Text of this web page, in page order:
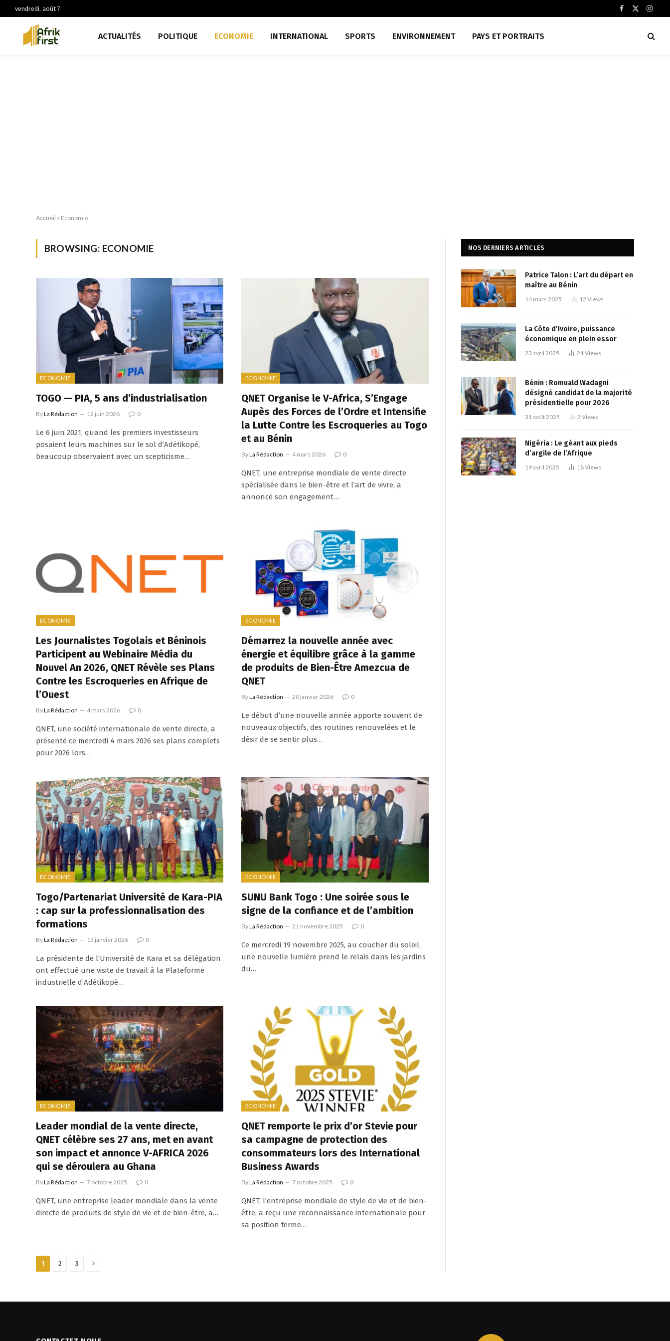
vendredi, août 7
Facebook
X
ACTUALITÉS POLITIQUE ECONOMIE INTERNATIONAL SPORTS ENVIRONNEMENT PAYS ET PORTRAITS
Accueil » Economie
BROWSING: ECONOMIE
ECONOMIE
TOGO — PIA, 5 ans d’industrialisation
ByLa Rédaction 12 juin 2026 0
Le 6 juin 2021, quand les premiers investisseurs
posaient leurs machines sur le sol d’Adétikopé,
beaucoup observaient avec un scepticisme…
ECONOMIE
QNET Organise le V-Africa, S’Engage
Aupès des Forces de l’Ordre et Intensifie
la Lutte Contre les Escroqueries au Togo
et au Bénin
ByLa Rédaction 4 mars 2026 0
QNET, une entreprise mondiale de vente directe
spécialisée dans le bien-être et l’art de vivre, a
annoncé son engagement…
ECONOMIE
Les Journalistes Togolais et Béninois
Participent au Webinaire Média du
Nouvel An 2026, QNET Révèle ses Plans
Contre les Escroqueries en Afrique de
l’Ouest
ByLa Rédaction 4 mars 2026 0
QNET, une société internationale de vente directe, a
présenté ce mercredi 4 mars 2026 ses plans complets
pour 2026 lors…
ECONOMIE
Démarrez la nouvelle année avec
énergie et équilibre grâce à la gamme
de produits de Bien-Être Amezcua de
QNET
ByLa Rédaction 20 janvier 2026 0
Le début d’une nouvelle année apporte souvent de
nouveaux objectifs, des routines renouvelées et le
désir de se sentir plus…
ECONOMIE
Togo/Partenariat Université de Kara-PIA
: cap sur la professionnalisation des
formations
ByLa Rédaction 15 janvier 2026 0
La présidente de l’Université de Kara et sa délégation
ont effectué une visite de travail à la Plateforme
industrielle d’Adétikopé…
ECONOMIE
SUNU Bank Togo : Une soirée sous le
signe de la confiance et de l’ambition
ByLa Rédaction 21 novembre 2025 0
Ce mercredi 19 novembre 2025, au coucher du soleil,
une nouvelle lumière prend le relais dans les jardins
du…
ECONOMIE
Leader mondial de la vente directe,
QNET célèbre ses 27 ans, met en avant
son impact et annonce V-AFRICA 2026
qui se déroulera au Ghana
ByLa Rédaction 7 octobre 2025 0
QNET, une entreprise leader mondiale dans la vente
directe de produits de style de vie et de bien-être, a…
ECONOMIE
QNET remporte le prix d’or Stevie pour
sa campagne de protection des
consommateurs lors des International
Business Awards
ByLa Rédaction 7 octobre 2025 0
QNET, l’entreprise mondiale de style de vie et de bien-
être, a reçu une reconnaissance internationale pour
sa position ferme…
1 2 3 Next
NOS DERNIERS ARTICLES
Patrice Talon : L’art du départ en
maître au Bénin
14 mars 2025 12 Views
La Côte d’Ivoire, puissance
économique en plein essor
23 avril 2025 21Views
Bénin : Romuald Wadagni
désigné candidat de la majorité
présidentielle pour 2026
31 août 2025 3 Views
Nigéria : Le géant aux pieds
d’argile de l’Afrique
19 avril 2025 18Views